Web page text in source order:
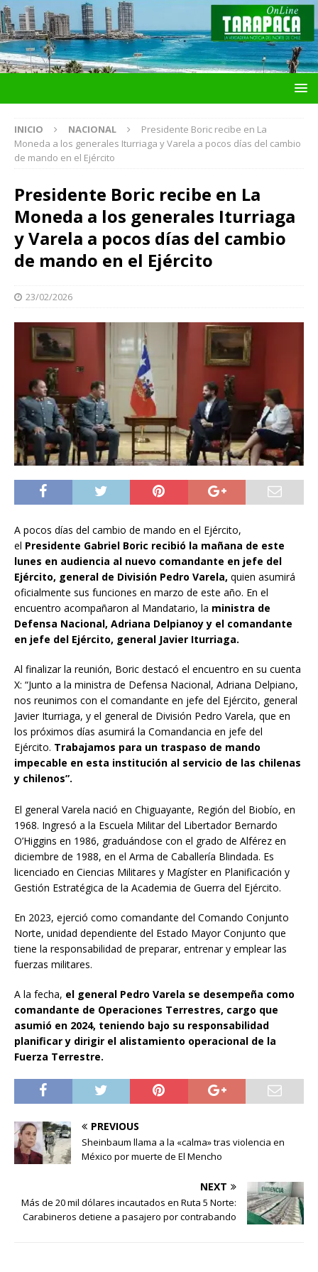
INICIO NACIONAL
Presidente Boric recibe en La
Moneda a los generales Iturriaga y Varela a pocos días del cambio
de mando en el Ejército
Presidente Boric recibe en La
Moneda a los generales Iturriaga
y Varela a pocos días del cambio
de mando en el Ejército
23/02/2026
A pocos días del cambio de mando en el Ejército,
el Presidente Gabriel Boric recibió la mañana de este
lunes en audiencia al nuevo comandante en jefe del
Ejército, general de División Pedro Varela, quien asumirá
oficialmente sus funciones en marzo de este año. En el
encuentro acompañaron al Mandatario, la ministra de
Defensa Nacional, Adriana Delpianoy y el comandante
en jefe del Ejército, general Javier Iturriaga.
Al finalizar la reunión, Boric destacó el encuentro en su cuenta
X: “Junto a la ministra de Defensa Nacional, Adriana Delpiano,
nos reunimos con el comandante en jefe del Ejército, general
Javier Iturriaga, y el general de División Pedro Varela, que en
los próximos días asumirá la Comandancia en jefe del
Ejército. Trabajamos para un traspaso de mando
impecable en esta institución al servicio de las chilenas
y chilenos”.
El general Varela nació en Chiguayante, Región del Biobío, en
1968. Ingresó a la Escuela Militar del Libertador Bernardo
O’Higgins en 1986, graduándose con el grado de Alférez en
diciembre de 1988, en el Arma de Caballería Blindada. Es
licenciado en Ciencias Militares y Magíster en Planificación y
Gestión Estratégica de la Academia de Guerra del Ejército.
En 2023, ejerció como comandante del Comando Conjunto
Norte, unidad dependiente del Estado Mayor Conjunto que
tiene la responsabilidad de preparar, entrenar y emplear las
fuerzas militares.
A la fecha, el general Pedro Varela se desempeña como
comandante de Operaciones Terrestres, cargo que
asumió en 2024, teniendo bajo su responsabilidad
planificar y dirigir el alistamiento operacional de la
Fuerza Terrestre.
PREVIOUS
Sheinbaum llama a la «calma» tras violencia en
México por muerte de El Mencho
NEXT
Más de 20 mil dólares incautados en Ruta 5 Norte:
Carabineros detiene a pasajero por contrabando